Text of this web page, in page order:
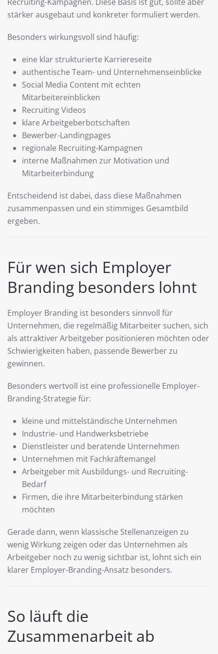
stärker ausgebaut und konkreter formuliert werden.
Besonders wirkungsvoll sind häufig:
eine klar strukturierte Karriereseite
authentische Team- und Unternehmenseinblicke
Social Media Content mit echten
Mitarbeitereinblicken
Recruiting Videos
klare Arbeitgeberbotschaften
Bewerber-Landingpages
regionale Recruiting-Kampagnen
interne Maßnahmen zur Motivation und
Mitarbeiterbindung
Entscheidend ist dabei, dass diese Maßnahmen
zusammenpassen und ein stimmiges Gesamtbild
ergeben.
Für wen sich Employer
Branding besonders lohnt
Employer Branding ist besonders sinnvoll für
Unternehmen, die regelmäßig Mitarbeiter suchen, sich
als attraktiver Arbeitgeber positionieren möchten oder
Schwierigkeiten haben, passende Bewerber zu
gewinnen.
Besonders wertvoll ist eine professionelle Employer-
Branding-Strategie für:
kleine und mittelständische Unternehmen
Industrie- und Handwerksbetriebe
Dienstleister und beratende Unternehmen
Unternehmen mit Fachkräftemangel
Arbeitgeber mit Ausbildungs- und Recruiting-
Bedarf
Firmen, die ihre Mitarbeiterbindung stärken
möchten
Gerade dann, wenn klassische Stellenanzeigen zu
wenig Wirkung zeigen oder das Unternehmen als
Arbeitgeber noch zu wenig sichtbar ist, lohnt sich ein
klarer Employer-Branding-Ansatz besonders.
So läuft die
Zusammenarbeit ab